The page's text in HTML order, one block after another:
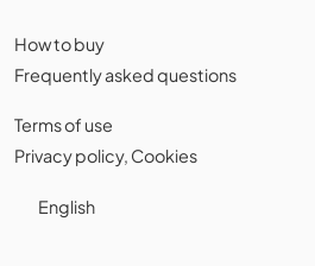
How to buy
Frequently asked questions
Terms of use
Privacy policy, Cookies
English